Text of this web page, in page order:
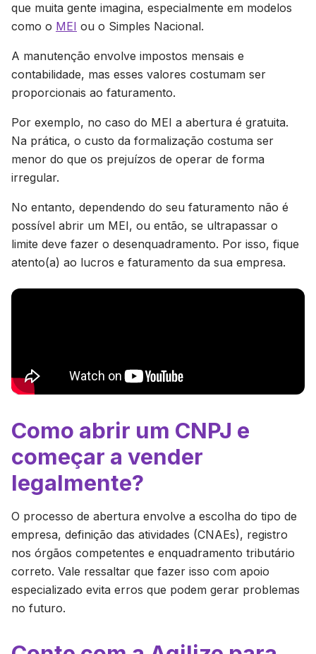
que muita gente imagina, especialmente em modelos
como o MEI ou o Simples Nacional.
A manutenção envolve impostos mensais e
contabilidade, mas esses valores costumam ser
proporcionais ao faturamento.
Por exemplo, no caso do MEI a abertura é gratuita.
Na prática, o custo da formalização costuma ser
menor do que os prejuízos de operar de forma
irregular.
No entanto, dependendo do seu faturamento não é
possível abrir um MEI, ou então, se ultrapassar o
limite deve fazer o desenquadramento. Por isso, fique
atento(a) ao lucros e faturamento da sua empresa.
Como abrir um CNPJ e
começar a vender
legalmente?
O processo de abertura envolve a escolha do tipo de
empresa, definição das atividades (CNAEs), registro
nos órgãos competentes e enquadramento tributário
correto. Vale ressaltar que fazer isso com apoio
especializado evita erros que podem gerar problemas
no futuro.